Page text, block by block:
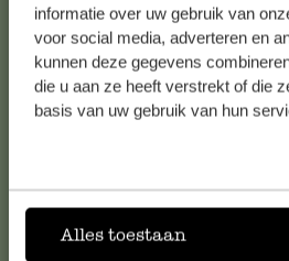
informatie over uw gebruik van
voor social media, adverteren en
kunnen deze gegevens
die u aan ze heeft verstrekt of die
basis van uw gebruik van hun
Alles toestaan
Falls Sie Fragen haben oder Tipps
kundenservice@dille-